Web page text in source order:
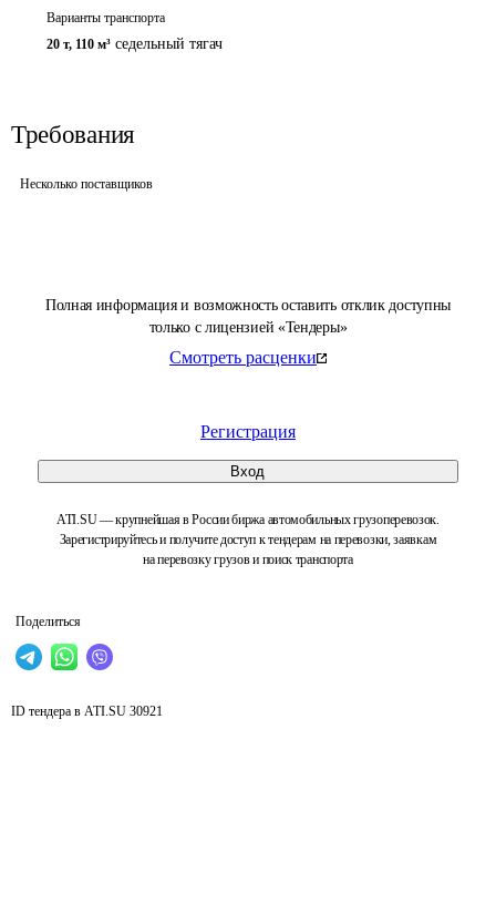
Полная информация и возможность оставить отклик доступны
только с лицензией «Тендеры»
Смотреть расценки
Регистрация
Вход
ATI.SU — крупнейшая в России биржа автомобильных грузоперевозок.
Зарегистрируйтесь и получите доступ к тендерам на перевозки, заявкам
на перевозку грузов и поиск транспорта
Поделиться
Варианты транспорта
20 т, 110 м³ седельный тягач
Требования
Несколько поставщиков
ID тендера в ATI.SU 30921